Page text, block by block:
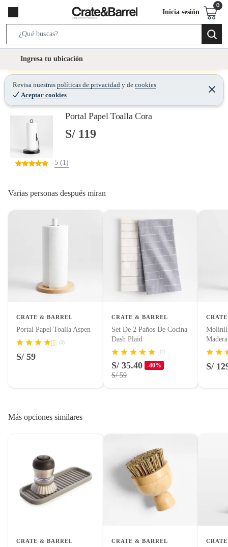
Inicia sesión
e
r
c
B
t
o
Ingresa tu ubicación
Revisa nuestras políticas de privacidad y de cookies
Aceptar cookies
C
r
Producto sin stock :(
Portal Papel Toalla Cora
S/ 119
5 (1)
Varias personas después miran
CRATE & BARREL
Portal Papel Toalla Aspen
(3)
S/ 59
CRATE & BARREL
Set De 2 Paños De Cocina
Dash Plaid
(2)
S/ 35.40 -40%
S/ 59
S/
Más opciones similares
CRATE & BARREL CRATE & BARREL